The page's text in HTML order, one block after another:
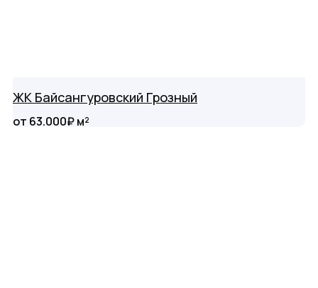
ЖК Байсангуровский Грозный
от 63.000₽ м²